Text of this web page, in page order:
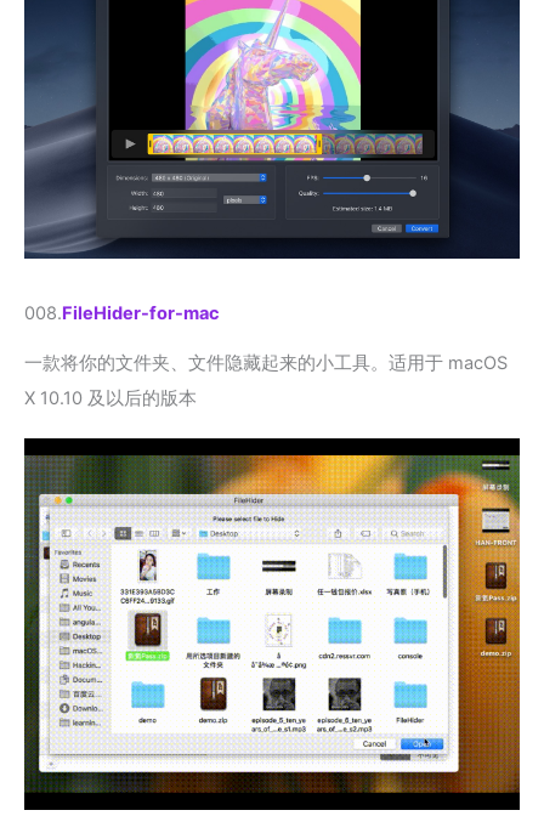
008.FileHider-for-mac
一款将你的文件夹、文件隐藏起来的小工具。适用于 macOS
X 10.10 及以后的版本